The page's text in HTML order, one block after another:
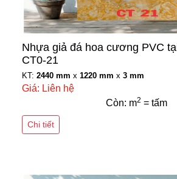
Nhựa giả đá hoa cương PVC
CT0-21
KT: 2440 mm x 1220 mm x 3 mm
Giá: Liên hệ
Còn: m2 = tấm
Chi tiết